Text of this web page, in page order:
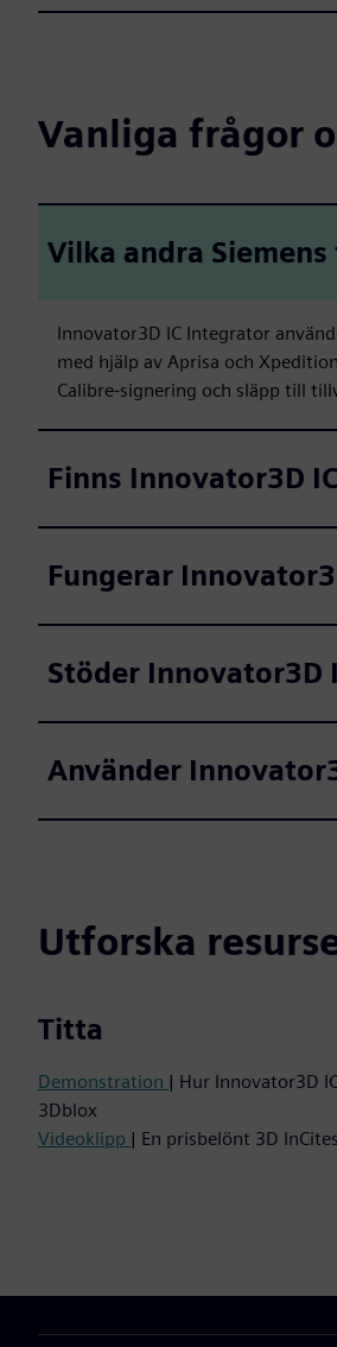
Vanliga frågor
Vilka andra
Innovator3D IC Integrator
med hjälp av Aprisa och
Calibre-signering och släpp till
Finns Innovator3D
Fungerar
Stöder Innovator3D
Använder
Utforska
Titta
Demonstration | Hur Innovator3D
3Dblox
Videoklipp | En prisbelönt 3D